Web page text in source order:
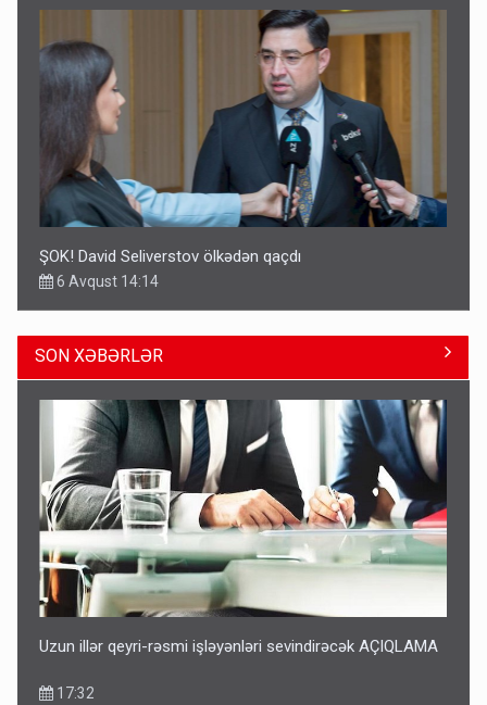
ŞOK! David Seliverstov ölkədən qaçdı
6 Avqust 14:14
Geri çağırılan səfir Abel Məhərrəmovun oğludur - DOSYE
14:07
SON XƏBƏRLƏR
Uzun illər qeyri-rəsmi işləyənləri sevindirəcək AÇIQLAMA
17:32